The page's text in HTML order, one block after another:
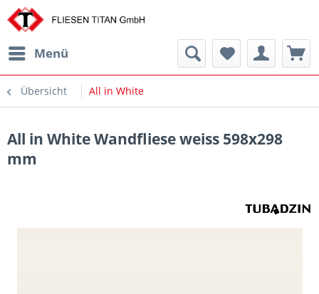
Menü
Übersicht All in White
All in White Wandfliese weiss 598x298
mm